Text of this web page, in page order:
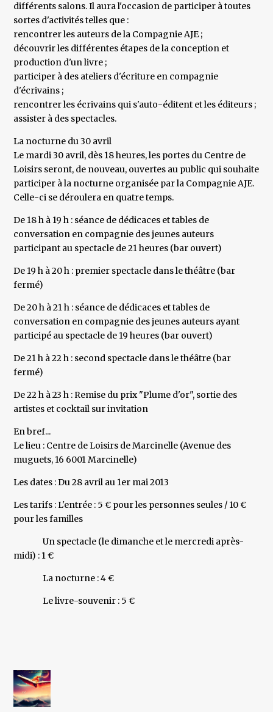
différents salons. Il aura l'occasion de participer à toutes
sortes d'activités telles que :
rencontrer les auteurs de la Compagnie AJE ;
découvrir les différentes étapes de la conception et
production d'un livre ;
participer à des ateliers d'écriture en compagnie
d'écrivains ;
rencontrer les écrivains qui s'auto-éditent et les éditeurs ;
assister à des spectacles.
La nocturne du 30 avril
Le mardi 30 avril, dès 18 heures, les portes du Centre de
Loisirs seront, de nouveau, ouvertes au public qui souhaite
participer à la nocturne organisée par la Compagnie AJE.
Celle-ci se déroulera en quatre temps.
De 18 h à 19 h : séance de dédicaces et tables de
conversation en compagnie des jeunes auteurs
participant au spectacle de 21 heures (bar ouvert)
De 19 h à 20 h : premier spectacle dans le théâtre (bar
fermé)
De 20 h à 21 h : séance de dédicaces et tables de
conversation en compagnie des jeunes auteurs ayant
participé au spectacle de 19 heures (bar ouvert)
De 21 h à 22 h : second spectacle dans le théâtre (bar
fermé)
De 22 h à 23 h : Remise du prix "Plume d'or", sortie des
artistes et cocktail sur invitation
En bref...
Le lieu : Centre de Loisirs de Marcinelle (Avenue des
muguets, 16 6001 Marcinelle)
Les dates : Du 28 avril au 1er mai 2013
Les tarifs : L'entrée : 5 € pour les personnes seules / 10 €
pour les familles
Un spectacle (le dimanche et le mercredi après-
midi) : 1 €
La nocturne : 4 €
Le livre-souvenir : 5 €